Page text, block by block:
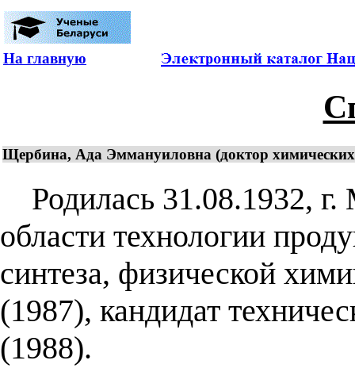
На главную
Щербина, Ада Эммануиловна (доктор химических
Родилась 31.08.1932,
области технологии
синтеза, физической
(1987), кандидат
(1988).